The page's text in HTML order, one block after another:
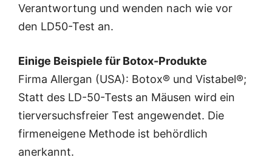
Verantwortung und wenden nach wie vor
den LD50-Test an.
Einige Beispiele für Botox-Produkte
Firma Allergan (USA): Botox® und Vistabel®;
Statt des LD-50-Tests an Mäusen wird ein
tierversuchsfreier Test angewendet. Die
firmeneigene Methode ist behördlich
anerkannt.